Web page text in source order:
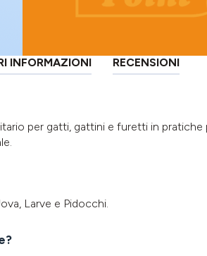
INFORMAZIONI RECENSIONI
per gatti, gattini e furetti in
Larve e Pidocchi.